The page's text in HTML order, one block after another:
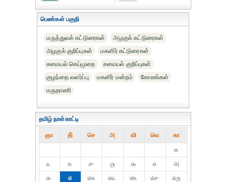
பெண்கள் பகுதி
மருத்துவக் கட்டுரைகள்
அழகுக் கட்டுரைகள்
அழகுக் குறிப்புகள்
மகளிர் கட்டுரைகள்
சமையல் செய்முறை
சமையல் குறிப்புகள்
குழந்தை வளர்ப்பு
மகளிர் மன்றம்
கோலங்கள்
மருதாணி
தமிழ் நாள்காட்டி
ஞா தி் செ அ வி வெ கா
௧
௨
௩ ௪ ௫ ௬ ௭
௮
௯
௰ ௰௧ ௰௨ ௰௩ ௰௪
௰௫